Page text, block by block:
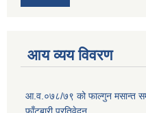
आय व्यय विवरण
आ.व.०७८/७९ को फाल्गुन मसान्त